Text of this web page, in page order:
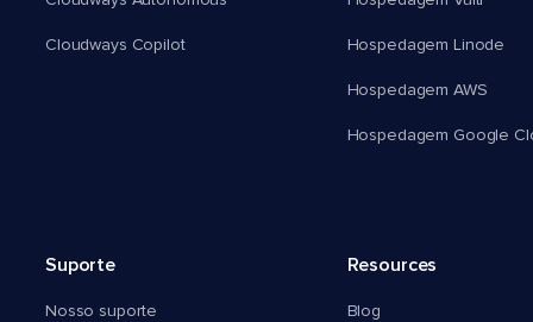
Cloudways Copilot Hospedagem Linode
Hospedagem AWS
Hospedagem Google
Suporte
Nosso suporte
Resources
Blog